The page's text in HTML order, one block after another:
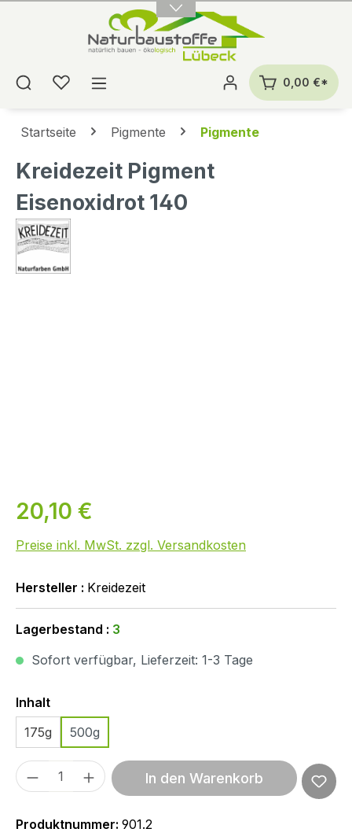
0,00 €*
Startseite Pigmente Pigmente
Kreidezeit Pigment
Eisenoxidrot 140
20,10 €
Preise inkl. MwSt. zzgl. Versandkosten
Hersteller : Kreidezeit
Lagerbestand : 3
Sofort verfügbar, Lieferzeit: 1-3 Tage
InhaltAuswählen
175g
500g
Produkt Anzahl: Gib den gewünschten
In den Warenkorb
Produktnummer: 901.2